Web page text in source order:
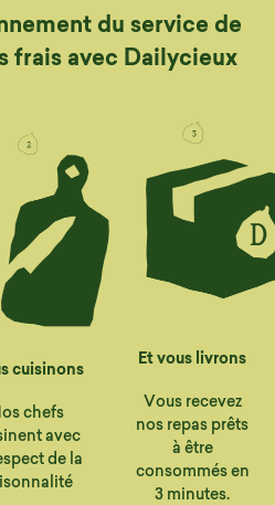
du service de
frais avec Dailycieux
cuisinons
chefs
avec
de la
Et vous livrons
Vous recevez
nos repas prêts
à être
consommés en
3 minutes.